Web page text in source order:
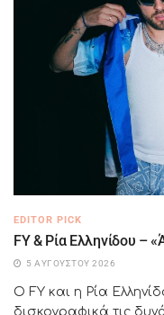
EDITOR PICK
FY & Ρία Ελληνίδου –
5 ΑΥΓΟΎΣΤΟΥ 2026
Ο FY και η Ρία
δισκογραφικά τις